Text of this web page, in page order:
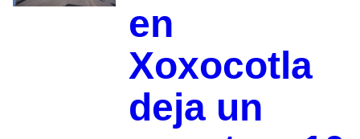
en
Xoxocotla
deja un